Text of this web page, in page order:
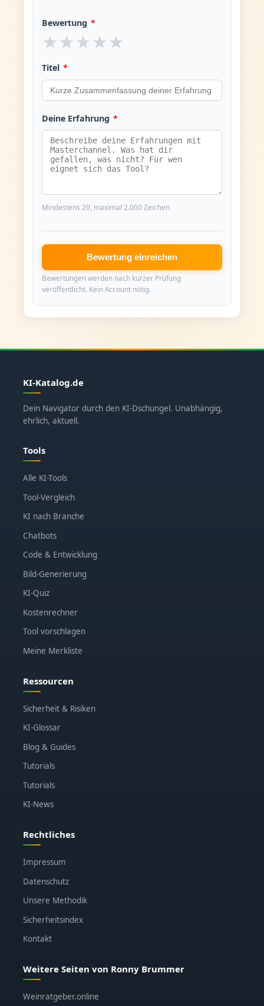
Bewertung *
★ ★ ★ ★ ★
Titel *
Deine Erfahrung *
Mindestens 20, maximal 2.000 Zeichen
Bewertung einreichen
Bewertungen werden nach kurzer Prüfung
veröffentlicht. Kein Account nötig.
KI-Katalog.de
Dein Navigator durch den KI-Dschungel. Unabhängig,
ehrlich, aktuell.
Tools
Alle KI-Tools
Tool-Vergleich
KI nach Branche
Chatbots
Code & Entwicklung
Bild-Generierung
KI-Quiz
Kostenrechner
Tool vorschlagen
Meine Merkliste
Ressourcen
Sicherheit & Risiken
KI-Glossar
Blog & Guides
Tutorials
Tutorials
KI-News
Rechtliches
Impressum
Datenschutz
Unsere Methodik
Sicherheitsindex
Kontakt
Weitere Seiten von Ronny Brummer
Weinratgeber.online